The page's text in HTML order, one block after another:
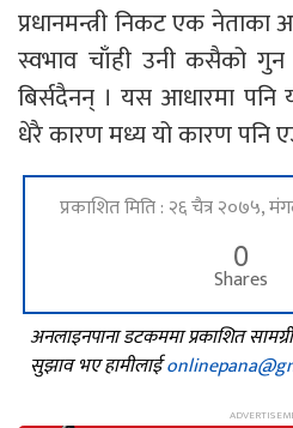
प्रधानमन्त्री निकट एक
स्वभाव चाँही उनी कसैको गुन
बिर्सदैनन् । यस आधारमा पनि
धेरै कारण मध्य यो कारण पनि
प्रकाशित मिति : २६ चैत्र २०७५,
0
Shares
अनलाइनपाना डटकममा प्रकाशित
सुझाव भए हामीलाई